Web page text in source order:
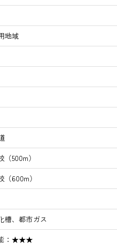
地域
500m）
600m）
槽、都市ガス
能：★★★